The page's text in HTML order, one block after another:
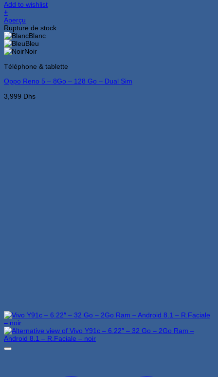
Add to wishlist
+
Ce
produit
a
plusieurs
variations.
options
être
sur
Aperçu
Rupture de stock
Blanc
Bleu
Noir
Téléphone & tablette
Oppo Reno 5 – 8Go – 128 Go – Dual Sim
3,999 Dhs